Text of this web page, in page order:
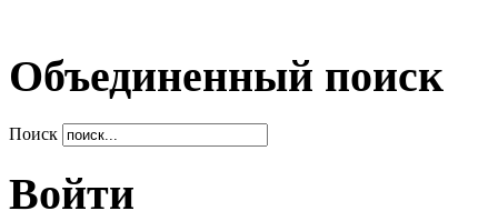
Объединенный поиск
Поиск
Войти